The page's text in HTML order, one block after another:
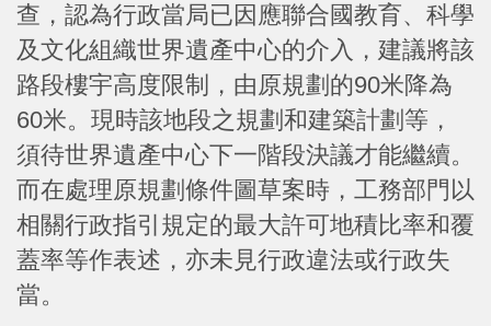
查，認為行政當局已因應聯合國教育、科學
及文化組織世界遺產中心的介入，建議將該
路段樓宇高度限制，由原規劃的90米降為
60米。現時該地段之規劃和建築計劃等，
須待世界遺產中心下一階段決議才能繼續。
而在處理原規劃條件圖草案時，工務部門以
相關行政指引規定的最大許可地積比率和覆
蓋率等作表述，亦未見行政違法或行政失
當。